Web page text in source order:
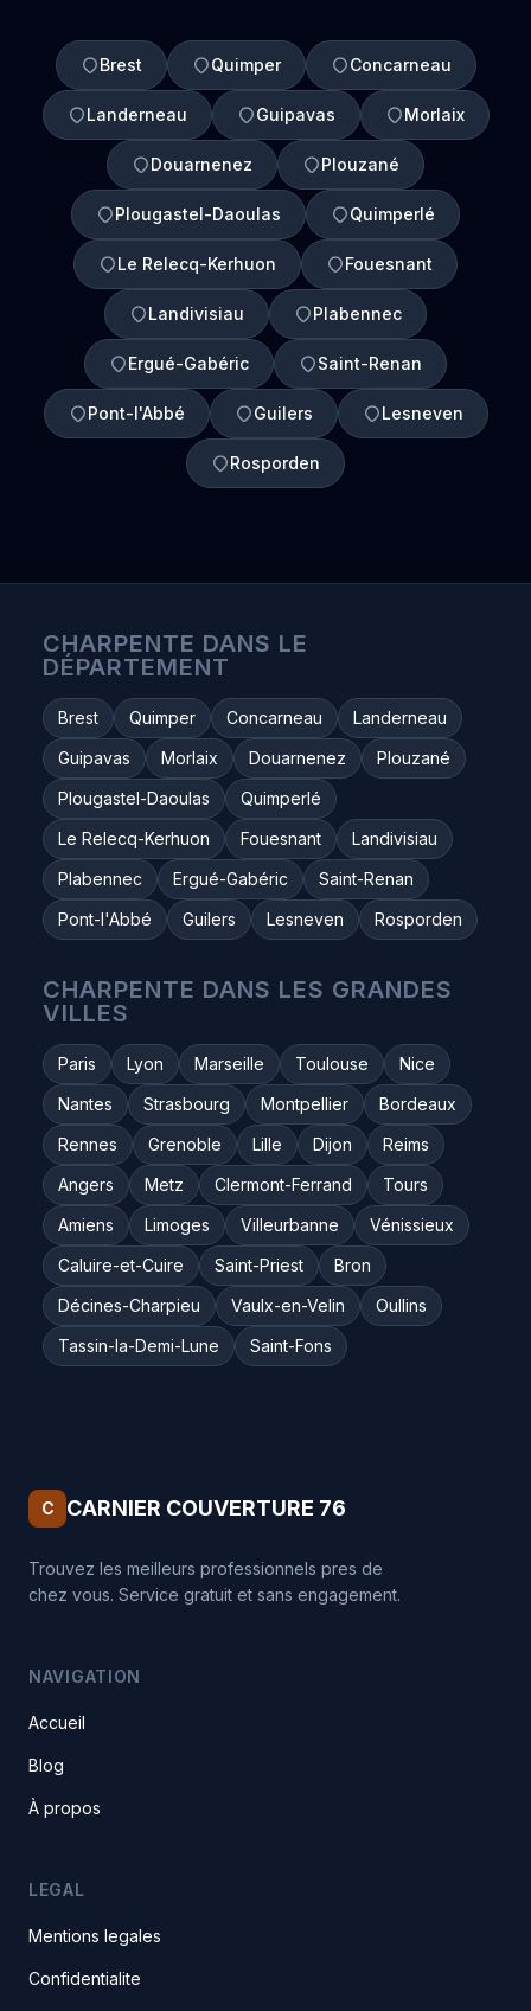
Brest Quimper Concarneau
Landerneau Guipavas Morlaix
Douarnenez Plouzané
Plougastel-Daoulas Quimperlé
Le Relecq-Kerhuon Fouesnant
Landivisiau Plabennec
Ergué-Gabéric Saint-Renan
Pont-l'Abbé Guilers Lesneven
Rosporden
CHARPENTE DANS LE
DÉPARTEMENT
Brest Quimper Concarneau
Landerneau
Guipavas
Morlaix Douarnenez
Plouzané
Plougastel-Daoulas
Quimperlé
Le Relecq-Kerhuon
Fouesnant
Landivisiau
Plabennec
Ergué-Gabéric
Saint-Renan
Pont-l'Abbé
Guilers Lesneven Rosporden
CHARPENTE DANS LES GRANDES
VILLES
Paris Lyon Marseille Toulouse
Nice
Nantes
Strasbourg Montpellier
Bordeaux
Rennes
Grenoble Lille Dijon
Reims
Angers
Metz Clermont-Ferrand
Tours
Amiens
Limoges Villeurbanne
Vénissieux
Caluire-et-Cuire
Saint-Priest
Bron
Décines-Charpieu
Vaulx-en-Velin
Oullins
Tassin-la-Demi-Lune
Saint-Fons
C CARNIER COUVERTURE 76
Trouvez les meilleurs professionnels pres de
chez vous. Service gratuit et sans engagement.
NAVIGATION
Accueil
Blog
À propos
LEGAL
Mentions legales
Confidentialite